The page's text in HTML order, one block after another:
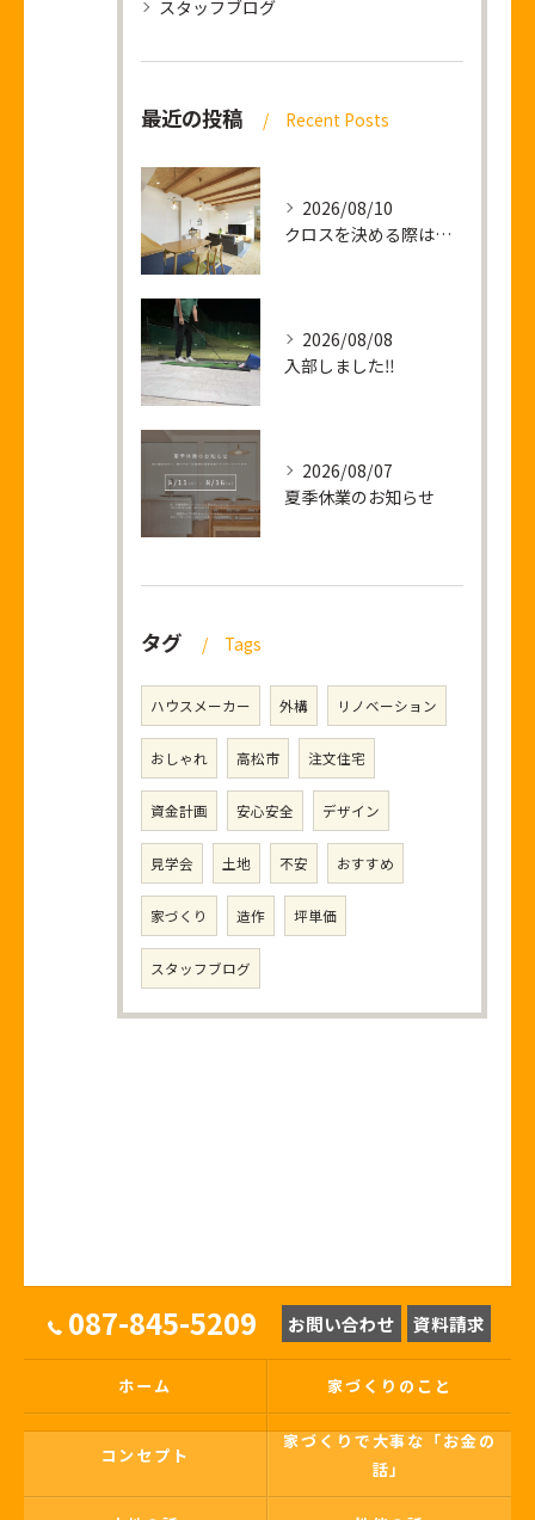
スタッフブログ
最近の投稿 Recent Posts
2026/08/10
クロスを決める際は僕の顔をご利用ください
2026/08/08
入部しました‼
2026/08/07
夏季休業のお知らせ
タグ Tags
ハウスメーカー 外構 リノベーション
おしゃれ 高松市 注文住宅
資金計画 安心安全 デザイン
見学会 土地 不安 おすすめ
家づくり 造作 坪単価
スタッフブログ
087-845-5209 お問い合わせ 資料請求
ホーム 家づくりのこと
コンセプト
家づくりで大事な「お金の
話」